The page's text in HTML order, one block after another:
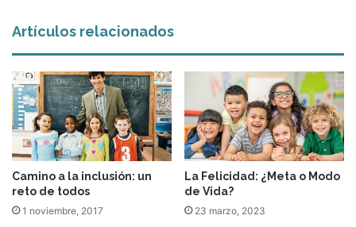
Artículos relacionados
Camino a la inclusión: un
reto de todos
1 noviembre, 2017
La Felicidad: ¿Meta o Modo
de Vida?
23 marzo, 2023